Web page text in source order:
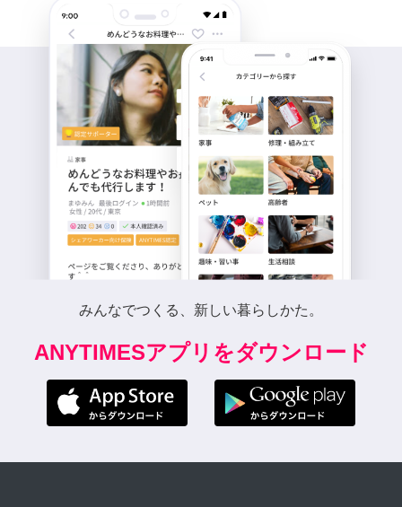
みんなでつくる、新しい暮らしかた。
ANYTIMESアプリをダウンロード